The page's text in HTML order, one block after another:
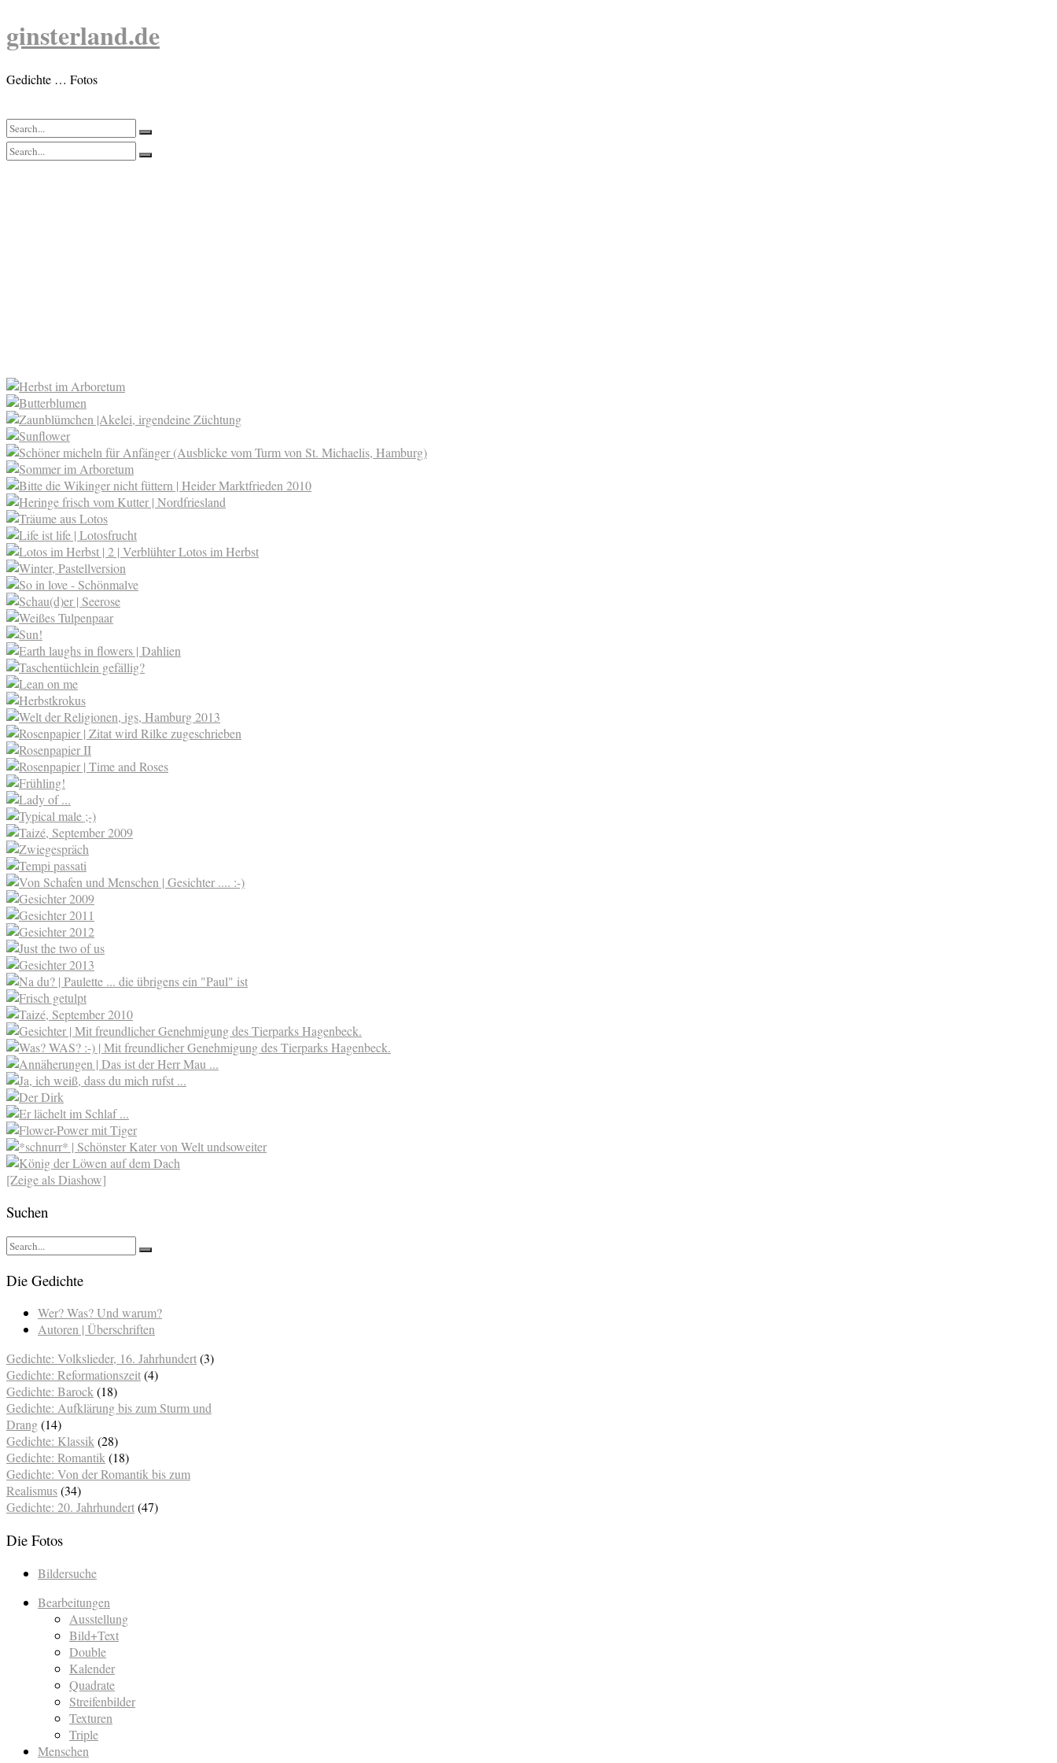
Skip
to
ginsterland.de
Gedichte … Fotos
[Zeige als Diashow]
Suchen
Die Gedichte
Wer? Was? Und warum?
Autoren | Überschriften
Gedichte: Volkslieder, 16. Jahrhundert(3)
Gedichte: Reformationszeit(4)
Gedichte: Barock(18)
Gedichte: Aufklärung bis zum Sturm und
Drang(14)
Gedichte: Klassik(28)
Gedichte: Romantik(18)
Gedichte: Von der Romantik bis zum
Realismus(34)
Gedichte: 20. Jahrhundert(47)
Die Fotos
Bildersuche
Bearbeitungen
Ausstellung
Bild+Text
Double
Kalender
Quadrate
Streifenbilder
Texturen
Triple
Menschen